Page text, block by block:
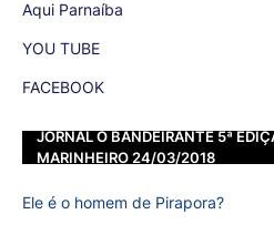
Aqui Parnaíba
YOU TUBE
FACEBOOK
JORNAL O BANDEIRANTE 5ª
MARINHEIRO 24/03/2018
Ele é o homem de Pirapora?